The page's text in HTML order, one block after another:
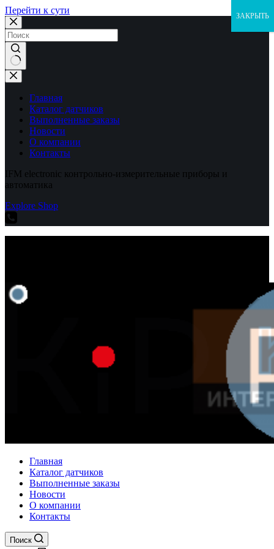
Перейти к сути
Ничего
не
найденоГлавная
Каталог датчиков
Выполненные заказы
Новости
О компании
Контакты
IFM electronic контрольно-измерительные приборы и
автоматика
Explore Shop
Главная
Каталог датчиков
Выполненные заказы
Новости
О компании
Контакты
Поиск
ЗАКРЫТЬ